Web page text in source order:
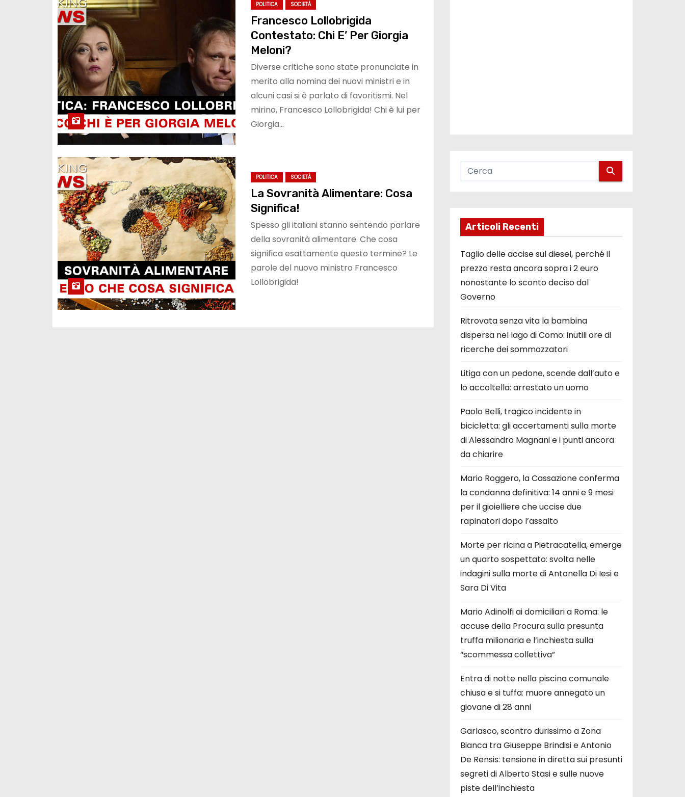
POLITICA SOCIETÀ
Francesco Lollobrigida
Contestato: Chi E’ Per Giorgia
Meloni?
Diverse critiche sono state pronunciate in
merito alla nomina dei nuovi ministri e in
alcuni casi si è parlato di favoritismi. Nel
mirino, Francesco Lollobrigida! Chi è lui per
Giorgia…
POLITICA SOCIETÀ
La Sovranità Alimentare: Cosa
Significa!
Spesso gli italiani stanno sentendo parlare
della sovranità alimentare. Che cosa
significa esattamente questo termine? Le
parole del nuovo ministro Francesco
Lollobrigida!
Articoli Recenti
Taglio delle accise sul diesel, perché il
prezzo resta ancora sopra i 2 euro
nonostante lo sconto deciso dal
Governo
Ritrovata senza vita la bambina
dispersa nel lago di Como: inutili ore di
ricerche dei sommozzatori
Litiga con un pedone, scende dall’auto e
lo accoltella: arrestato un uomo
Paolo Belli, tragico incidente in
bicicletta: gli accertamenti sulla morte
di Alessandro Magnani e i punti ancora
da chiarire
Mario Roggero, la Cassazione conferma
la condanna definitiva: 14 anni e 9 mesi
per il gioielliere che uccise due
rapinatori dopo l’assalto
Morte per ricina a Pietracatella, emerge
un quarto sospettato: svolta nelle
indagini sulla morte di Antonella Di Iesi e
Sara Di Vita
Mario Adinolfi ai domiciliari a Roma: le
accuse della Procura sulla presunta
truffa milionaria e l’inchiesta sulla
“scommessa collettiva”
Entra di notte nella piscina comunale
chiusa e si tuffa: muore annegato un
giovane di 28 anni
Garlasco, scontro durissimo a Zona
Bianca tra Giuseppe Brindisi e Antonio
De Rensis: tensione in diretta sui presunti
segreti di Alberto Stasi e sulle nuove
piste dell’inchiesta